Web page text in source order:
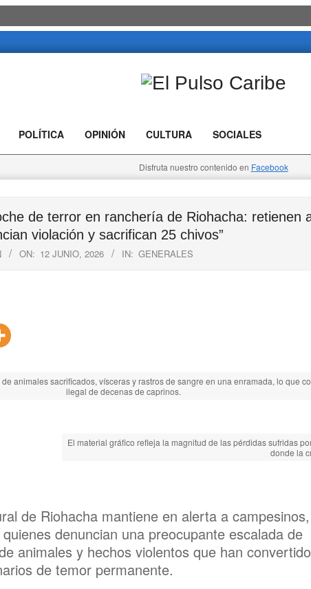
Caribe
POLÍTICA OPINIÓN CULTURA SOCIALES
Disfruta nuestro contenido en Facebook
de terror en ranchería de Riohacha: retienen
violación y sacrifican 25 chivos”
ON: 12 JUNIO, 2026 IN: GENERALES
animales sacrificados, vísceras y rastros de sangre en una enramada, lo que
ilegal de decenas de caprinos.
El material gráfico refleja la magnitud de las pérdidas sufridas
donde la
de Riohacha mantiene en alerta a campesinos,
denuncian una preocupante escalada de
animales y hechos violentos que han convertido
de temor permanente.